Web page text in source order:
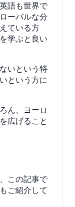
語も世界で
ーバルな分
ている方
学ぶと良い
いという特
という方に
ん、ヨーロ
広げること
この記事で
ご紹介して